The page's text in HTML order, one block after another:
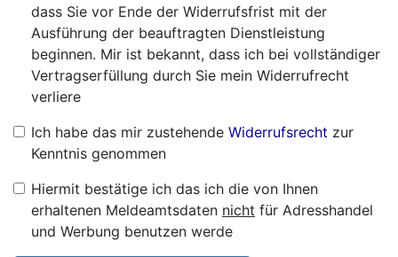
dass Sie vor Ende der Widerrufsfrist mit der
Ausführung der beauftragten Dienstleistung
beginnen. Mir ist bekannt, dass ich bei vollständiger
Vertragserfüllung durch Sie mein Widerrufrecht
verliere
Ich habe das mir zustehende Widerrufsrecht zur
Kenntnis genommen
Hiermit bestätige ich das ich die von Ihnen
erhaltenen Meldeamtsdaten nicht für Adresshandel
und Werbung benutzen werde